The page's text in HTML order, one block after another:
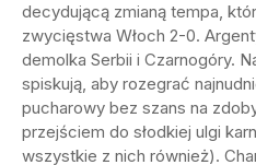
decydującą zmianą tempa,
zwycięstwa Włoch 2-0.
demolka Serbii i Czarnogóry.
spiskują, aby rozegrać
pucharowy bez szans na
przejściem do słodkiej ulgi
wszystkie z nich również).